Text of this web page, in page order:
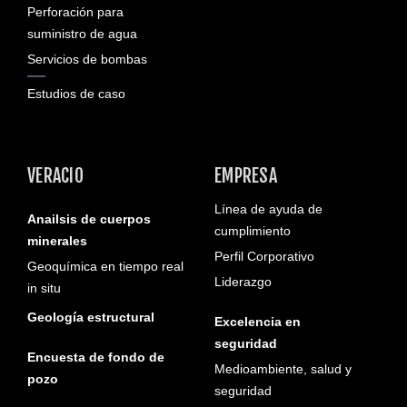
Perforación para
suministro de agua
Servicios de bombas
Estudios de caso
VERACIO
Anailsis de cuerpos
minerales
Geoquímica en tiempo real
in situ
Geología estructural
Encuesta de fondo de
pozo
EMPRESA
Línea de ayuda de
cumplimiento
Perfil Corporativo
Liderazgo
Excelencia en
seguridad
Medioambiente, salud y
seguridad